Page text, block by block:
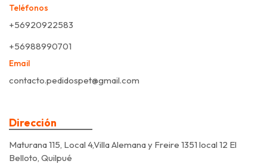
Teléfonos
+56920922583
+56988990701
Email
contacto.pedidospet@gmail.com
Dirección
Maturana 115, Local 4,Villa Alemana y Freire 1351 local 12 El
Belloto, Quilpué